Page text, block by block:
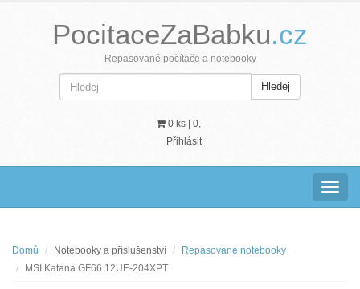
PocitaceZaBabku.cz
Repasované počítače a notebooky
Hledej
0 ks | 0,-
Přihlásit
Domů Notebooky a příslušenství
Repasované notebooky
MSI Katana GF66 12UE-204XPT